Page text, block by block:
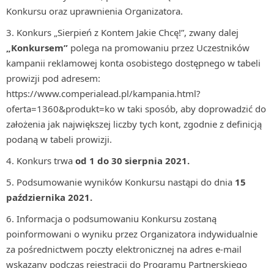
Konkursu oraz uprawnienia Organizatora.
Konkurs „Sierpień z Kontem Jakie Chcę!”, zwany dalej
„Konkursem” polega na promowaniu przez Uczestników
kampanii reklamowej konta osobistego dostępnego w tabeli
prowizji pod adresem:
https://www.comperialead.pl/kampania.html?
oferta=1360&produkt=ko w taki sposób, aby doprowadzić do
założenia jak największej liczby tych kont, zgodnie z definicją
podaną w tabeli prowizji.
Konkurs trwa od 1 do 30 sierpnia 2021.
Podsumowanie wyników Konkursu nastąpi do dnia 15
października 2021.
Informacja o podsumowaniu Konkursu zostaną
poinformowani o wyniku przez Organizatora indywidualnie
za pośrednictwem poczty elektronicznej na adres e-mail
wskazany podczas rejestracji do Programu Partnerskiego